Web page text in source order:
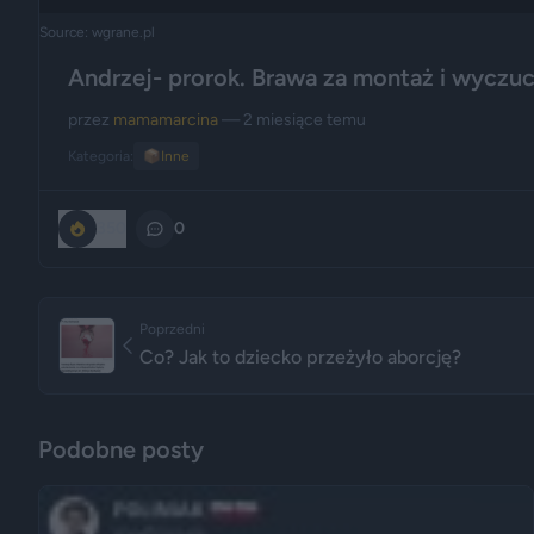
Source: wgrane.pl
Andrzej- prorok. Brawa za montaż i
przez mamamarcina — 2 miesiące temu
Kategoria: 📦 Inne
0
Poprzedni
Co? Jak to dziecko przeżyło aborcję?
Podobne posty